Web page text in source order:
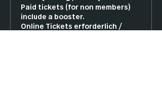
Paid tickets (for non members)
include a booster.
Online Tickets erforderlich /